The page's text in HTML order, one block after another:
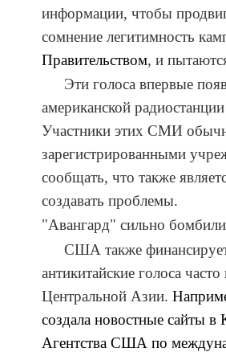
информации, чтобы
сомнение легитимность
Правительством, и
Эти голоса впервые
американской
Участники этих СМИ
зарегистрированными
сообщать, что также
создавать проблемы.
"Авангард" сильно бомбили
США также финансируе
антикитайские голоса
Центральной Азии.
создала новостные сайты
Агентства США по